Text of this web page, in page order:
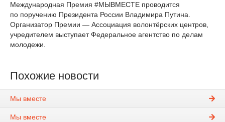
Международная Премия #МЫВМЕСТЕ проводится
по поручению Президента России Владимира Путина.
Организатор Премии — Ассоциация волонтёрских центров,
учредителем выступает Федеральное агентство по делам
молодежи.
Похожие новости
Мы вместе
Мы вместе